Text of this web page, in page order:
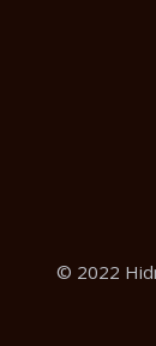
© 2022